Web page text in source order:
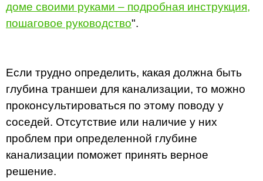
доме своими руками – подробная инструкция,
пошаговое руководство".
Если трудно определить, какая должна быть
глубина траншеи для канализации, то можно
проконсультироваться по этому поводу у
соседей. Отсутствие или наличие у них
проблем при определенной глубине
канализации поможет принять верное
решение.